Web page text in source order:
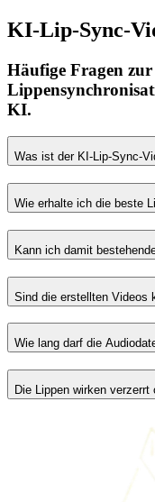
KI-Lip-Sync-
Häufige Fragen
KI.
Was ist der KI-Lip-Sync-
Wie erhalte ich die beste
Kann ich damit
Sind die erstellten Videos
Wie lang darf die
Die Lippen wirken